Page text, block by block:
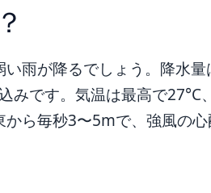
雨が降るでしょう。降水
です。気温は最高で27°C
ら毎秒3〜5mで、強風の心